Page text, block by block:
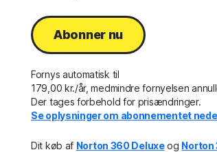
Abonner nu
Fornys automatisk til
179,00 kr./år, medmindre fornyelsen
Der tages forbehold for prisændringer.
Se oplysninger om abonnementet
Dit køb af Norton 360 Deluxeog Norton